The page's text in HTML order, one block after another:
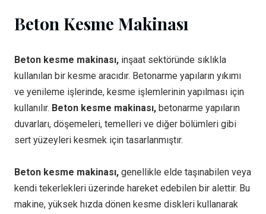
Beton Kesme Makinası
Beton kesme makinası, inşaat sektöründe sıklıkla
kullanılan bir kesme aracıdır. Betonarme yapıların yıkımı
ve yenileme işlerinde, kesme işlemlerinin yapılması için
kullanılır. Beton kesme makinası, betonarme yapıların
duvarları, döşemeleri, temelleri ve diğer bölümleri gibi
sert yüzeyleri kesmek için tasarlanmıştır.
Beton kesme makinası, genellikle elde taşınabilen veya
kendi tekerlekleri üzerinde hareket edebilen bir alettir. Bu
makine, yüksek hızda dönen kesme diskleri kullanarak